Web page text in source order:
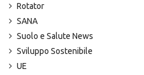
Rotator
SANA
Suolo e Salute News
Sviluppo Sostenibile
UE